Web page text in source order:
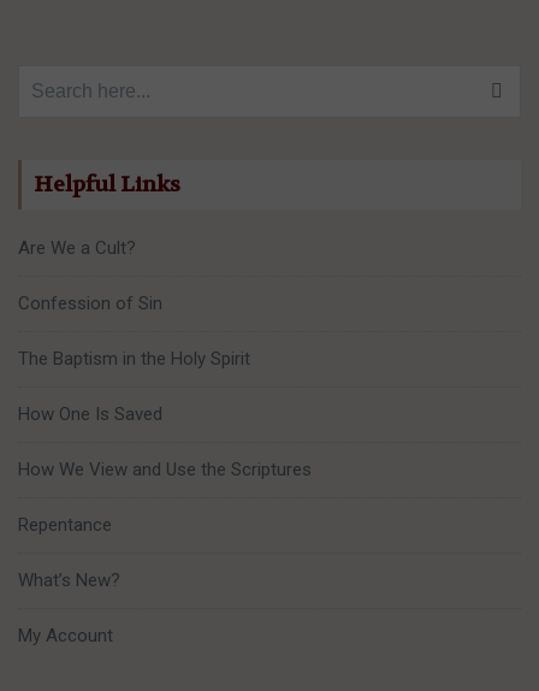
Search for:
Helpful Links
Are We a Cult?
Confession of Sin
The Baptism in the Holy Spirit
How One Is Saved
How We View and Use the Scriptures
Repentance
What’s New?
My Account